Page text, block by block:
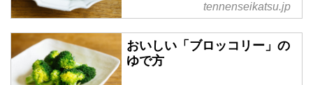
tennenseikatsu.jp
おいしい「ブロッコリー」の
ゆで方